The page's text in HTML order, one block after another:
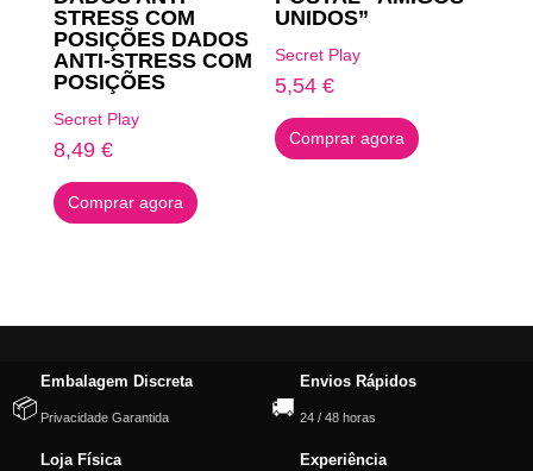
STRESS COM
POSIÇÕES DADOS
ANTI-STRESS COM
POSIÇÕES
Secret Play
8,49 €
Comprar agora
UNIDOS”
Secret Play
5,54€
Comprar agora
📦
Embalagem Discreta
Privacidade Garantida 🚚
Envios Rápidos
24 / 48 horas
Loja Física Experiência